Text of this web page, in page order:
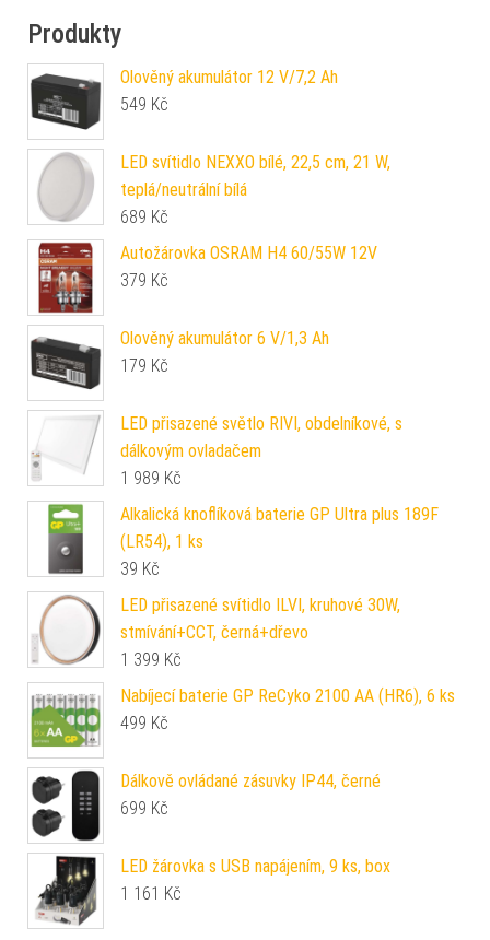
Produkty
Olověný akumulátor 12 V/7,2 Ah
549 Kč
LED svítidlo NEXXO bílé, 22,5 cm, 21 W,
teplá/neutrální bílá
689 Kč
Autožárovka OSRAM H4 60/55W 12V
379 Kč
Olověný akumulátor 6 V/1,3 Ah
179 Kč
LED přisazené světlo RIVI, obdelníkové, s
dálkovým ovladačem
1 989 Kč
Alkalická knoflíková baterie GP Ultra plus 189F
(LR54), 1 ks
39 Kč
LED přisazené svítidlo ILVI, kruhové 30W,
stmívání+CCT, černá+dřevo
1 399 Kč
Nabíjecí baterie GP ReCyko 2100 AA (HR6), 6 ks
499 Kč
Dálkově ovládané zásuvky IP44, černé
699 Kč
LED žárovka s USB napájením, 9 ks, box
1 161 Kč